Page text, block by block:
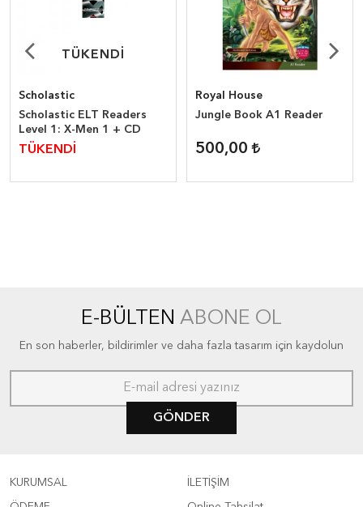
TÜKENDİ
TÜKENDİ
Scholastic
Scholastic ELT Readers
Level 1: X-Men 1 + CD
TÜKENDİ
Royal House
Jungle Book A1 Reader
500,00
E-BÜLTEN ABONE OL
En son haberler, bildirimler ve daha fazla tasarım için kaydolun
GÖNDER
KURUMSAL İLETİŞİM